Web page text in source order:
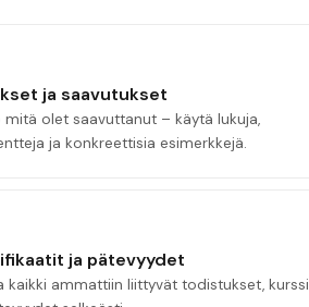
ja saavutukset
mitä olet saavuttanut – käytä lukuja,
ja konkreettisia esimerkkejä.
ja pätevyydet
kaikki ammattiin liittyvät todistukset,